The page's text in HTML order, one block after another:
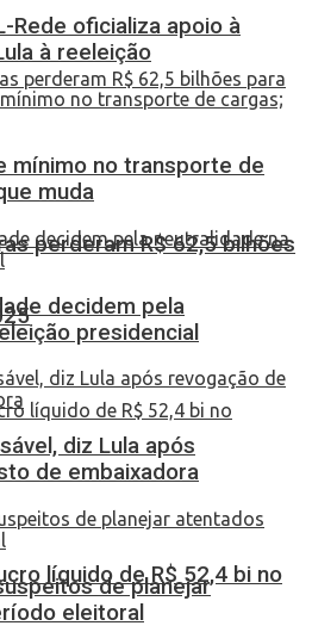
perderam R$ 62,5 bilhões
líquido de R$ 52,4 bi no
Rede oficializa apoio à
à reeleição
mínimo no transporte de
muda
decidem pela
presidencial
diz Lula após
de embaixadora
de planejar
eleitoral